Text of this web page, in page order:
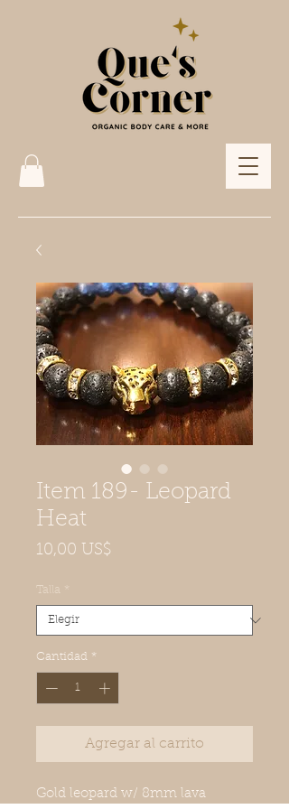
Item 189- Leopard
Heat
10,00 US$Precio
Talla *
Cantidad *
Agregar al carrito
Gold leopard w/ 8mm lava